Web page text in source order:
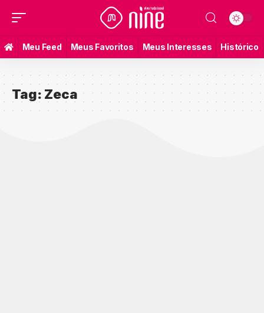
Meu Feed Meus Favoritos Meus Interesses Histórico
Tag: Zeca